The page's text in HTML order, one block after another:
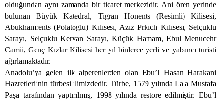
olduğundan aynı zamanda bir ticaret merkezidir. Ani ören yerinde
bulunan Büyük Katedral, Tigran Honents (Resimli) Kilisesi,
Abukhamrents (Polatoğlu) Kilisesi, Aziz Prkich Kilisesi, Selçuklu
Sarayı, Selçuklu Kervan Sarayı, Küçük Hamam, Ebul Menucehr
Camii, Genç Kızlar Kilisesi her yıl binlerce yerli ve yabancı turisti
ağırlamaktadır.
Anadolu’ya gelen ilk alperenlerden olan Ebu’l Hasan Harakani
Hazretleri’nin türbesi ilimizdedir. Türbe, 1579 yılında Lala Mustafa
Paşa tarafından yaptırılmış, 1998 yılında restore edilmiştir. Ebu’l